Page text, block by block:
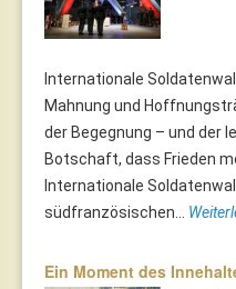
Internationale
Mahnung und
der Begegnung – und der
Botschaft, dass Frieden
Internationale
südfranzösischen...
Ein Moment des